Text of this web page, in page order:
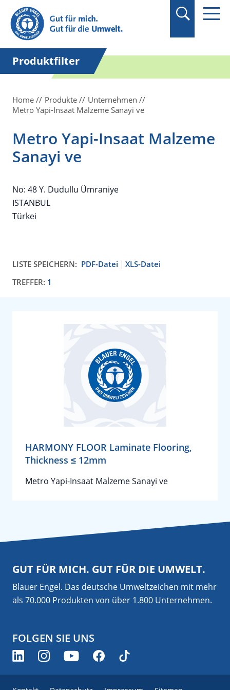
Suchbegriff in
Anführungszeichen
setzen.
Produktfilter
Home Produkte
Unternehmen
Metro Yapi-Insaat Malzeme Sanayi ve
Metro Yapi-Insaat Malzeme
Sanayi ve
No: 48 Y. Dudullu Ümraniye
ISTANBUL
Türkei
LISTE SPEICHERN: PDF-Datei
XLS-Datei
TREFFER: 1
HARMONY FLOOR Laminate Flooring,
Thickness ≤ 12mm
Metro Yapi-Insaat Malzeme Sanayi ve
GUT FÜR MICH. GUT FÜR DIE UMWELT.
Blauer Engel. Das deutsche Umweltzeichen mit mehr
als 70.000 Produkten von über 1.800 Unternehmen.
FOLGEN SIE UNS